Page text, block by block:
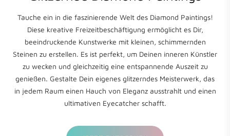
Tauche ein in die faszinierende Welt des Diamond Paintings!
Diese kreative Freizeitbeschäftigung ermöglicht es Dir,
beeindruckende Kunstwerke mit kleinen, schimmernden
Steinen zu erstellen. Es ist perfekt, um Deinen inneren Künstler
zu wecken und gleichzeitig eine entspannende Auszeit zu
genießen. Gestalte Dein eigenes glitzerndes Meisterwerk, das
in jedem Raum einen Hauch von Eleganz ausstrahlt und einen
ultimativen Eyecatcher schafft.